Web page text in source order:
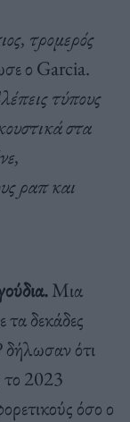
τρομερός
ο Garcia.
τύπους
στα
ραπ και
Μια
δεκάδες
δήλωσαν ότι
το 2023
όσο ο